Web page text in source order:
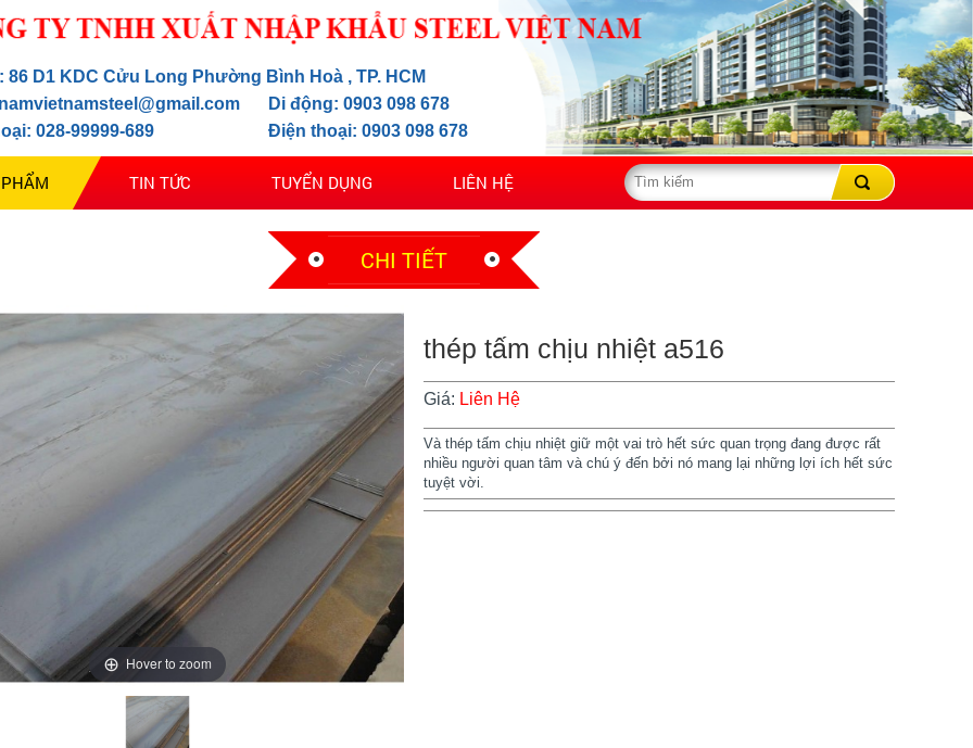
86 D1 KDC Cửu Long Phường Bình Hoà , TP. HCM
Di động: 0903 098 678
028-99999-689
Điện thoại: 0903 098 678
TIN TỨC TUYỂN DỤNG LIÊN HỆ
CHI TIẾT
Hover to zoom
thép tấm chịu nhiệt a516
Giá: Liên Hệ
Và thép tấm chịu nhiệt giữ một vai trò hết sức quan trọng đang được rất
nhiều người quan tâm và chú ý đến bởi nó mang lại những lợi ích hết sức
tuyệt vời.